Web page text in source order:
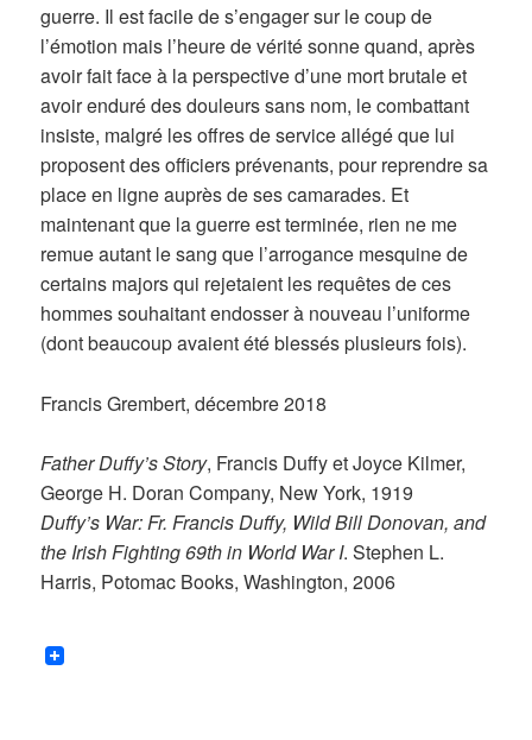
guerre. Il est facile de s’engager sur le coup de
l’émotion mais l’heure de vérité sonne quand, après
avoir fait face à la perspective d’une mort brutale et
avoir enduré des douleurs sans nom, le combattant
insiste, malgré les offres de service allégé que lui
proposent des officiers prévenants, pour reprendre sa
place en ligne auprès de ses camarades. Et
maintenant que la guerre est terminée, rien ne me
remue autant le sang que l’arrogance mesquine de
certains majors qui rejetaient les requêtes de ces
hommes souhaitant endosser à nouveau l’uniforme
(dont beaucoup avaient été blessés plusieurs fois).
Francis Grembert, décembre 2018
Father Duffy’s Story, Francis Duffy et Joyce Kilmer,
George H. Doran Company, New York, 1919
Duffy’s War: Fr. Francis Duffy, Wild Bill Donovan, and
the Irish Fighting 69th in World War I. Stephen L.
Harris, Potomac Books, Washington, 2006